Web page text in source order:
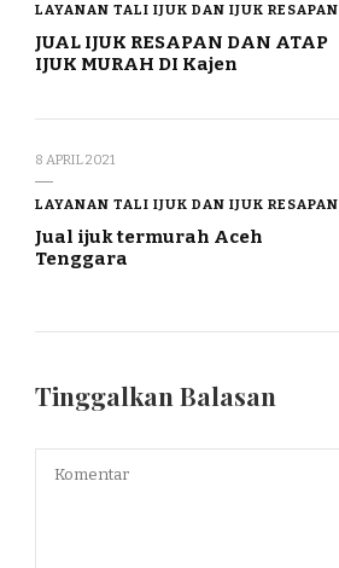
LAYANAN TALI IJUK DAN IJUK RESAPAN
JUAL IJUK RESAPAN DAN ATAP
IJUK MURAH DI Kajen
8 APRIL 2021
LAYANAN TALI IJUK DAN IJUK RESAPAN
Jual ijuk termurah Aceh
Tenggara
Tinggalkan Balasan